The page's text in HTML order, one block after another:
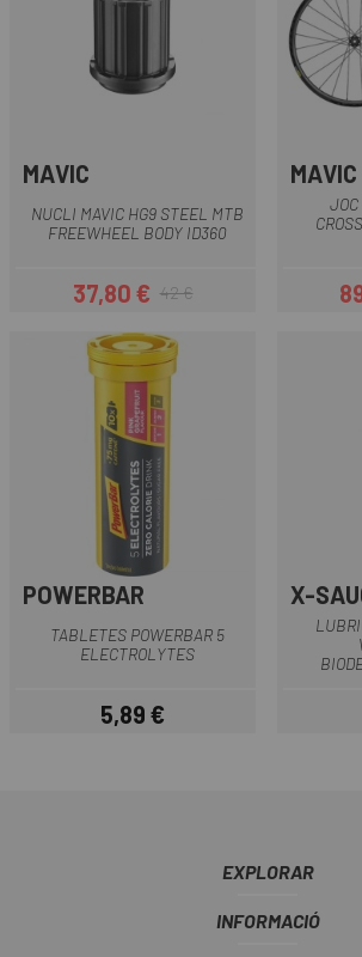
MAVIC
NUCLI MAVIC HG9 STEEL MTB
FREEWHEEL BODY ID360
Preu
37,80 €Preu regular
42 €
MAVIC
JOC
POWERBAR
TABLETES POWERBAR 5
ELECTROLYTES
Preu
5,89 €
X-
EXPLORAR
INFORMACIÓ